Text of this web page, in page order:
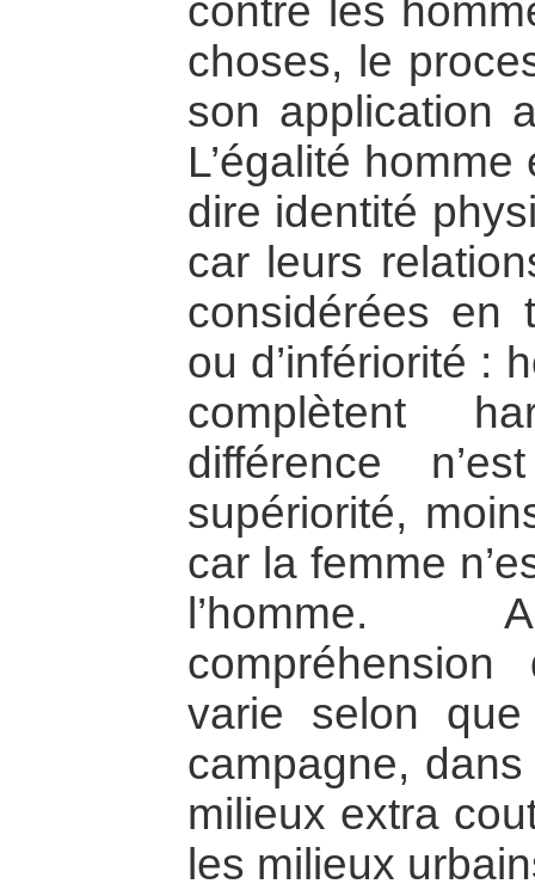
contre les
choses, le
son application
L’égalité
dire identité
car leurs
considérées en
ou d’infériorité :
complètent
différence
supériorité,
car la femme
l’homme.
varie selon
campagne,
milieux extra
les milieux